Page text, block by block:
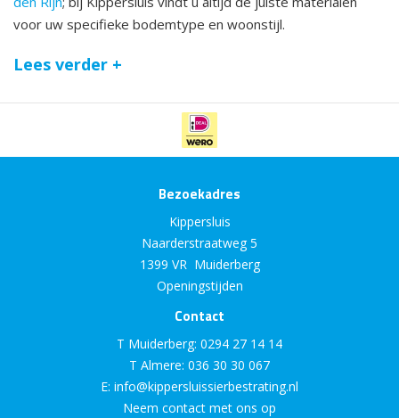
voor uw specifieke bodemtype en woonstijl.
Lees verder +
Bezoekadres
Kippersluis
Naarderstraatweg 5
1399 VR Muiderberg
Openingstijden
Contact
T Muiderberg: 0294 27 14 14
T Almere: 036 30 30 067
E: info@kippersluissierbestrating.nl
Neem contact met ons op